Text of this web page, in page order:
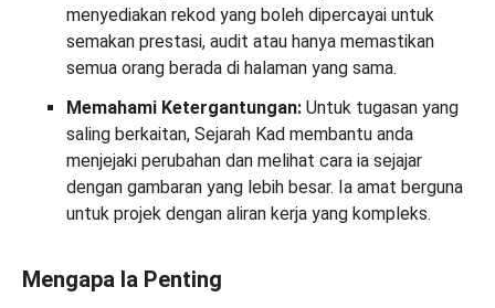
menyediakan rekod yang boleh dipercayai untuk
semakan prestasi, audit atau hanya memastikan
semua orang berada di halaman yang sama.
Memahami Ketergantungan: Untuk tugasan yang
saling berkaitan, Sejarah Kad membantu anda
menjejaki perubahan dan melihat cara ia sejajar
dengan gambaran yang lebih besar. Ia amat berguna
untuk projek dengan aliran kerja yang kompleks.
Mengapa Ia Penting